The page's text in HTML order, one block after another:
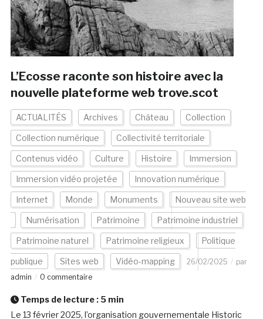
L’Ecosse raconte son histoire avec la
nouvelle plateforme web trove.scot
ACTUALITÉS Archives Château Collection
Collection numérique Collectivité territoriale
Contenus vidéo Culture Histoire Immersion
Immersion vidéo projetée Innovation numérique
Internet Monde Monuments Nouveau site web
Numérisation Patrimoine Patrimoine industriel
Patrimoine naturel Patrimoine religieux Politique
publique Sites web Vidéo-mapping 26/02/2025
par
admin
0 commentaire
Temps de lecture : 5 min
Le 13 février 2025, l’organisation gouvernementale Historic